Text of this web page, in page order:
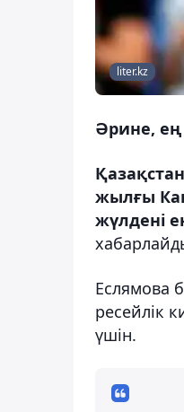
liter.kz
Әрине,
жылғы
жүлдені
Еслямова
ресейлік
үшін.